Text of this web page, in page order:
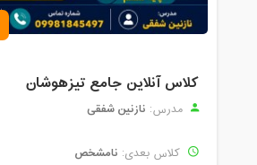
کلاس آنلاین جامع تیزهوشان
مدرس: نازنین شفقی
کلاس بعدی: نامشخص